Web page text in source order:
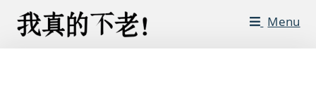
Menu